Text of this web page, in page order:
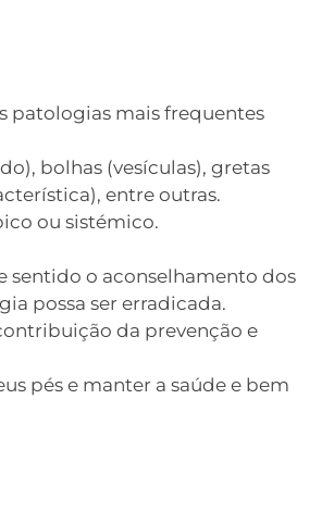
patologias mais frequentes
bolhas (vesículas), gretas
entre outras.
ou sistémico.
sentido o aconselhamento dos
possa ser erradicada.
da prevenção e
pés e manter a saúde e bem